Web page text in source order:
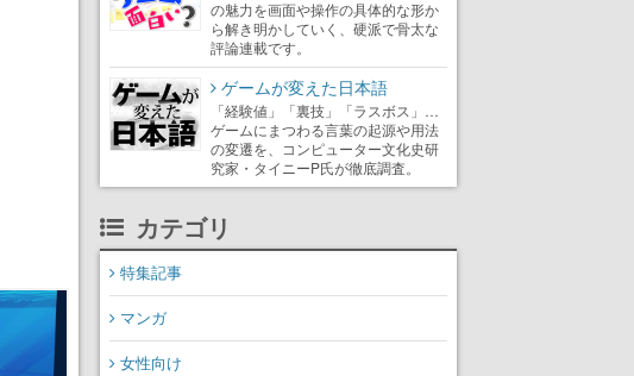
の魅力を画面や操作の具体的な形か
ら解き明かしていく、硬派で骨太な
評論連載です。
ゲームが変えた日本語
「経験値」「裏技」「ラスボス」…
ゲームにまつわる言葉の起源や用法
の変遷を、コンピューター文化史研
究家・タイニーP氏が徹底調査。
カテゴリ
特集記事
マンガ
女性向け